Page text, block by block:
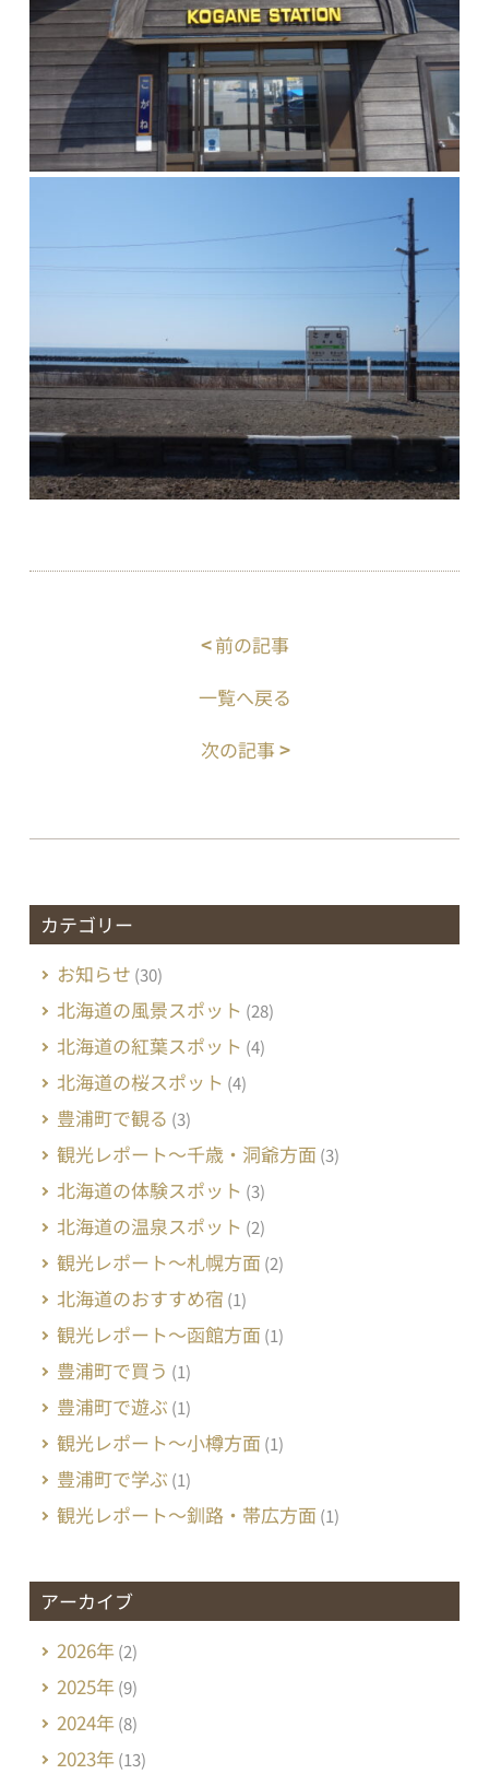
<前の記事
一覧へ戻る
次の記事 >
カテゴリー
お知らせ (30)
北海道の風景スポット (28)
北海道の紅葉スポット (4)
北海道の桜スポット (4)
豊浦町で観る (3)
観光レポート～千歳・洞爺方面 (3)
北海道の体験スポット (3)
北海道の温泉スポット (2)
観光レポート～札幌方面 (2)
北海道のおすすめ宿 (1)
観光レポート～函館方面 (1)
豊浦町で買う (1)
豊浦町で遊ぶ (1)
観光レポート～小樽方面 (1)
豊浦町で学ぶ (1)
観光レポート～釧路・帯広方面 (1)
アーカイブ
2026年(2)
2025年(9)
2024年(8)
2023年(13)